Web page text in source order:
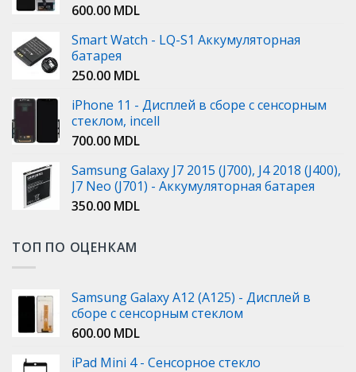
600.00 MDL
Smart Watch - LQ-S1 Аккумуляторная
батарея
250.00 MDL
iPhone 11 - Дисплей в сборе с сенсорным
стеклом, incell
700.00 MDL
Samsung Galaxy J7 2015 (J700), J4 2018 (J400),
J7 Neo (J701) - Аккумуляторная батарея
350.00 MDL
ТОП ПО ОЦЕНКАМ
Samsung Galaxy A12 (A125) - Дисплей в
сборе с сенсорным стеклом
600.00 MDL
iPad Mini 4 - Сенсорное стекло